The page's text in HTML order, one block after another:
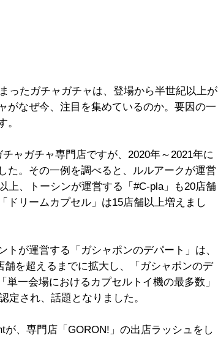
ったガチャガチャは、登場から半世紀以上が
がなぜ今、注目を集めているのか。要因の一
。
ャガチャ専門店ですが、2020年～2021年に
た。その一例を調べると、ルルアークが運営
上、トーシンが運営する「#C-pla」も20店舗
ドリームカプセル」は15店舗以上増えまし
トが運営する「ガシャポンのデパート」は、
舗を超えるまでに拡大し、「ガシャポンのデ
一会場におけるカプセルトイ機の最多数」
定され、話題となりました。
が、専門店「GORON!」の出店ラッシュをし